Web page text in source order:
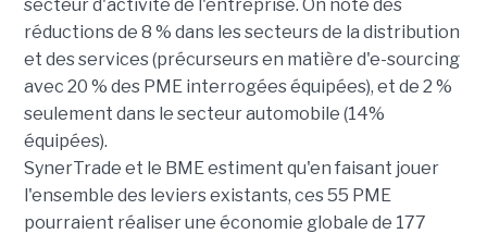
secteur d'activité de l'entreprise. On note des
réductions de 8 % dans les secteurs de la distribution
et des services (précurseurs en matière d'e-sourcing
avec 20 % des PME interrogées équipées), et de 2 %
seulement dans le secteur automobile (14%
équipées).
SynerTrade et le BME estiment qu'en faisant jouer
l'ensemble des leviers existants, ces 55 PME
pourraient réaliser une économie globale de 177